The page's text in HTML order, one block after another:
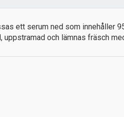
ett serum ned som innehåller
uppstramad och lämnas fräsch